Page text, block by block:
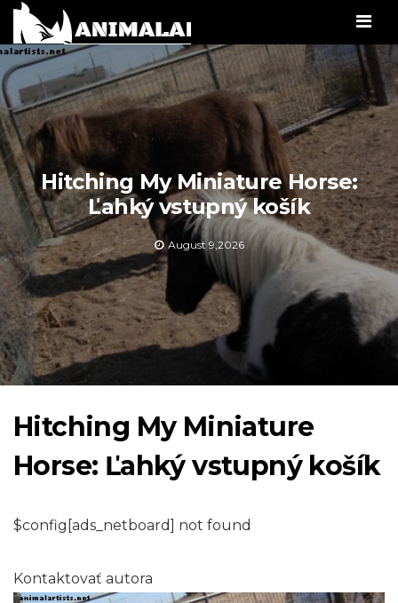
Hitching My Miniature Horse:
Ľahký vstupný košík
August 9,2026
Hitching My Miniature
Horse: Ľahký vstupný košík
$config[ads_netboard] not found
Kontaktovať autora